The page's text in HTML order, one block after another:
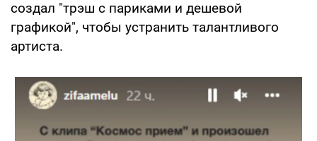
создал "трэш с париками и дешевой
графикой", чтобы устранить талантливого
артиста.